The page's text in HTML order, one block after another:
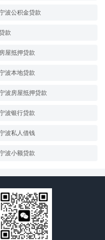
波公积金贷款
款
房屋抵押贷款
波本地贷款
波房屋抵押贷款
波银行贷款
波私人借钱
波小额贷款